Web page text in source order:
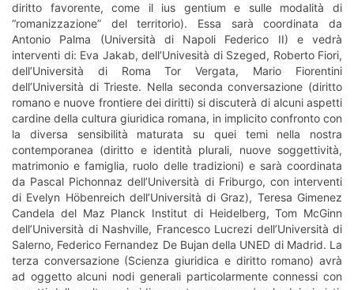
diritto favorente, come il ius gentium e sulle modalità di
“romanizzazione” del territorio). Essa sarà coordinata da
Antonio Palma (Università di Napoli Federico II) e vedrà
interventi di: Eva Jakab, dell’Univesità di Szeged, Roberto Fiori,
dell’Università di Roma Tor Vergata, Mario Fiorentini
dell’Università di Trieste. Nella seconda conversazione (diritto
romano e nuove frontiere dei diritti) si discuterà di alcuni aspetti
cardine della cultura giuridica romana, in implicito confronto con
la diversa sensibilità maturata su quei temi nella nostra
contemporanea (diritto e identità plurali, nuove soggettività,
matrimonio e famiglia, ruolo delle tradizioni) e sarà coordinata
da Pascal Pichonnaz dell’Università di Friburgo, con interventi
di Evelyn Höbenreich dell’Università di Graz), Teresa Gimenez
Candela del Maz Planck Institut di Heidelberg, Tom McGinn
dell’Università di Nashville, Francesco Lucrezi dell’Università di
Salerno, Federico Fernandez De Bujan della UNED di Madrid. La
terza conversazione (Scienza giuridica e diritto romano) avrà
ad oggetto alcuni nodi generali particolarmente connessi con